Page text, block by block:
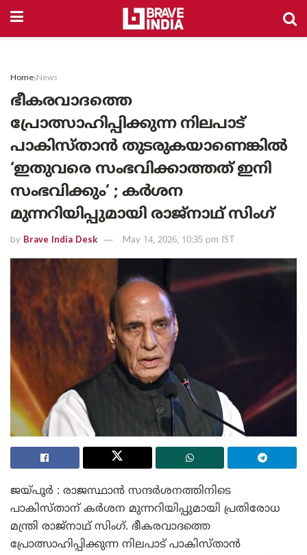
Home News
ഭീകരവാദത്തെ
പ്രോത്സാഹിപ്പിക്കുന്ന നിലപാട്
പാകിസ്താൻ തുടരുകയാണെങ്കിൽ
‘ഇതുവരെ സംഭവിക്കാത്തത് ഇനി
സംഭവിക്കും’ ; കർശന
മുന്നറിയിപ്പുമായി രാജ്നാഥ്‌ സിംഗ്
by Brave India Desk May 14, 2026, 10:35 pm IST
ജയ്പൂർ : രാജസ്ഥാൻ സന്ദർശനത്തിനിടെ
പാകിസ്താന് കർശന മുന്നറിയിപ്പുമായി പ്രതിരോധ
മന്ത്രി രാജ്‌നാഥ് സിംഗ്. ഭീകരവാദത്തെ
പ്രോത്സാഹിപ്പിക്കുന്ന നിലപാട് പാകിസ്താൻ